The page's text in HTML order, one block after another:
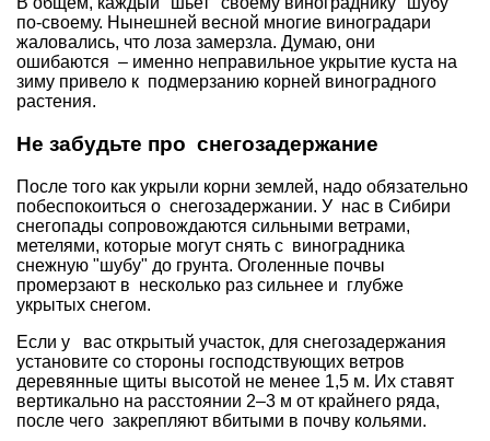
по-своему. Нынешней весной многие виноградари
жаловались, что лоза замерзла. Думаю, они
ошибаются – именно неправильное укрытие куста на
зиму привело к подмерзанию корней виноградного
растения.
Не забудьте про снегозадержание
После того как укрыли корни землей, надо обязательно
побеспокоиться о снегозадержании. У нас в Сибири
снегопады сопровождаются сильными ветрами,
метелями, которые могут снять с виноградника
снежную "шубу" до грунта. Оголенные почвы
промерзают в несколько раз сильнее и глубже
укрытых снегом.
Если у вас открытый участок, для снегозадержания
установите со стороны господствующих ветров
деревянные щиты высотой не менее 1,5 м. Их ставят
вертикально на расстоянии 2–3 м от крайнего ряда,
после чего закрепляют вбитыми в почву кольями.